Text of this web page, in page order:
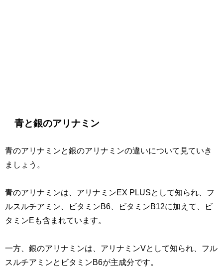
青と銀のアリナミン
青のアリナミンと銀のアリナミンの違いについて見ていき
ましょう。
青のアリナミンは、アリナミンEX PLUSとして知られ、フ
ルスルチアミン、ビタミンB6、ビタミンB12に加えて、ビ
タミンEも含まれています。
一方、銀のアリナミンは、アリナミンVとして知られ、フル
スルチアミンとビタミンB6が主成分です。